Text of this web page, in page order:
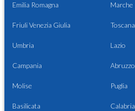
Emilia Romagna Marche
Friuli Venezia Giulia Toscana
Umbria Lazio
Campania Abruzzo
Molise Puglia
Basilicata Calabria